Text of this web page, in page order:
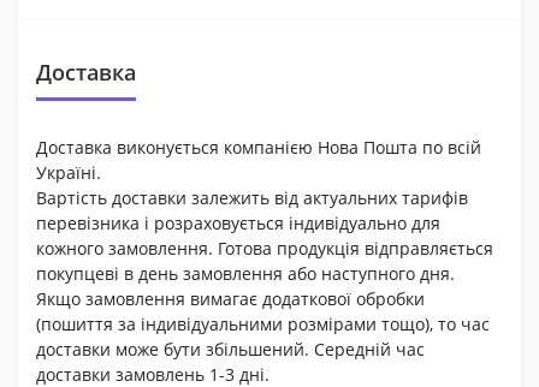
Доставка
Доставка виконується компанією Нова Пошта по всій
Україні.
Вартість доставки залежить від актуальних тарифів
перевізника і розраховується індивідуально для
кожного замовлення. Готова продукція відправляється
покупцеві в день замовлення або наступного дня.
Якщо замовлення вимагає додаткової обробки
(пошиття за індивідуальними розмірами тощо), то час
доставки може бути збільшений. Середній час
доставки замовлень 1-3 дні.